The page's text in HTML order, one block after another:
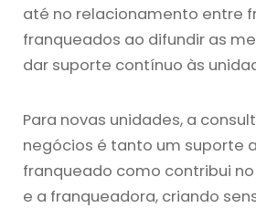
até no relacionamento entre
franqueados ao difundir as
dar suporte contínuo às
Para novas unidades, a
negócios é tanto um suporte
franqueado como contribui
e a franqueadora, criando